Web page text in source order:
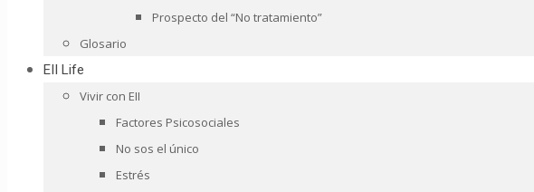
Prospecto del “No tratamiento”
Glosario
EII Life
Vivir con EII
Factores Psicosociales
No sos el único
Estrés